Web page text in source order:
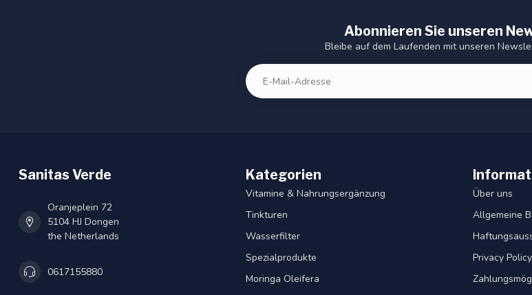
Abonnieren Sie unseren
Bleibe auf dem Laufenden mit unseren
Sanitas Verde
Oranjeplein 72
5104 HJ Dongen
the Netherlands
0617155880
Kategorien
Vitamine & Nahrungsergänzung
Tinkturen
Wasserfilter
Spezialprodukte
Moringa Oleifera
Über uns
Allgemeine
Privacy Policy